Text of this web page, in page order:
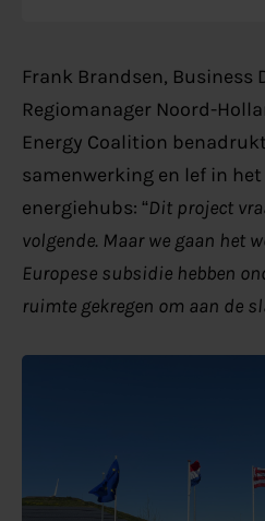
Frank Brandsen, Business
Regiomanager Noord-
Energy Coalition
samenwerking en lef in
energiehubs: “Dit project
volgende. Maar we gaan het
Europese subsidie hebben
ruimte gekregen om aan de